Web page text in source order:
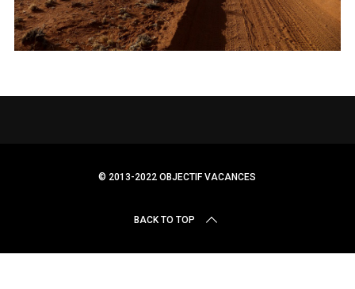
© 2013-2022 OBJECTIF VACANCES
BACK TO TOP
o
r
: